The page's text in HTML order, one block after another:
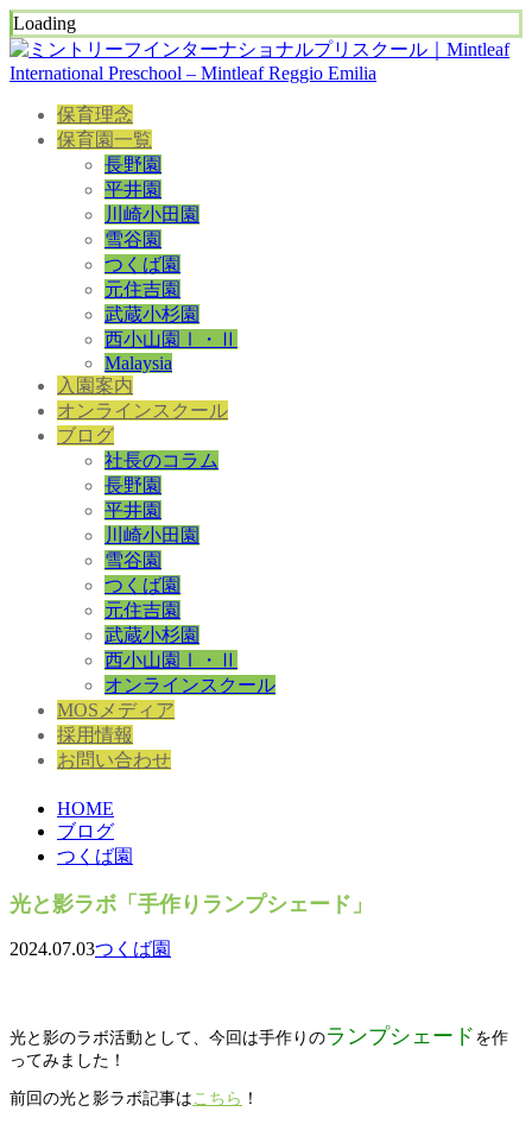
Loading
保育理念
保育園一覧
長野園
平井園
川崎小田園
雪谷園
つくば園
元住吉園
武蔵小杉園
西小山園Ⅰ・Ⅱ
Malaysia
入園案内
オンラインスクール
ブログ
社長のコラム
長野園
平井園
川崎小田園
雪谷園
つくば園
元住吉園
武蔵小杉園
西小山園Ⅰ・Ⅱ
オンラインスクール
MOSメディア
採用情報
お問い合わせ
HOME
ブログ
つくば園
光と影ラボ「手作りランプシェード」
2024.07.03つくば園
光と影のラボ活動として、今回は手作りのランプシェード を作
ってみました！
前回の光と影ラボ記事はこちら ！